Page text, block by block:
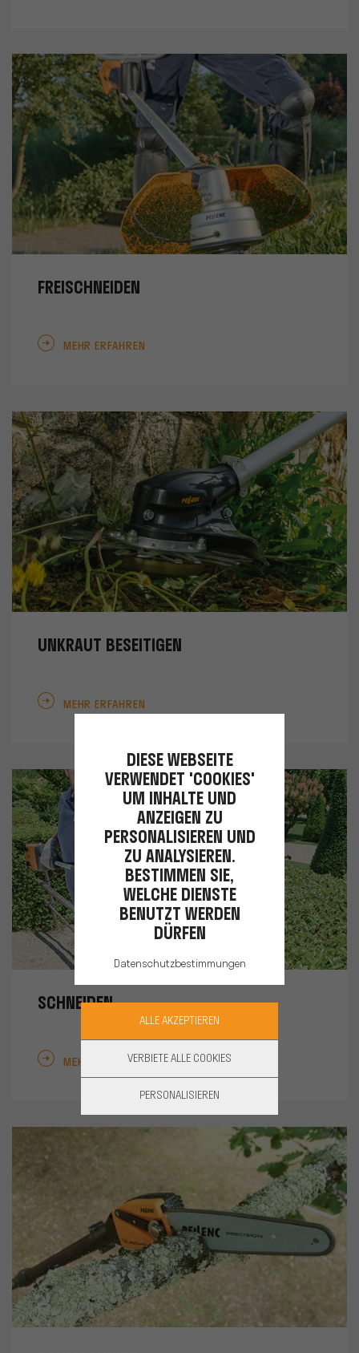
FREISCHNEIDEN
MEHR ERFAHREN
UNKRAUT BESEITIGEN
MEHR ERFAHREN
SCHNEIDEN
MEHR ERFAHREN
DIESE WEBSEITE
VERWENDET 'COOKIES'
UM INHALTE UND
ANZEIGEN ZU
PERSONALISIEREN UND
ZU ANALYSIEREN.
BESTIMMEN SIE,
WELCHE DIENSTE
BENUTZT WERDEN
DÜRFEN
Datenschutzbestimmungen
ALLE AKZEPTIEREN
VERBIETE ALLE COOKIES
PERSONALISIEREN